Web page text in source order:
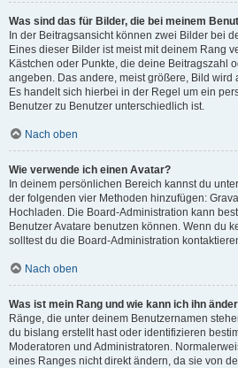
Was sind das für Bilder, die bei meinem
In der Beitragsansicht können zwei Bilder bei
Eines dieser Bilder ist meist mit deinem Rang
Kästchen oder Punkte, die deine Beitragszahl
angeben. Das andere, meist größere, Bild wird
Es handelt sich hierbei in der Regel um ein
Benutzer zu Benutzer unterschiedlich ist.
Nach oben
Wie verwende ich einen Avatar?
In deinem persönlichen Bereich kannst du
der folgenden vier Methoden hinzufügen:
Hochladen. Die Board-Administration kann
Benutzer Avatare benutzen können. Wenn du
solltest du die Board-Administration
Nach oben
Was ist mein Rang und wie kann ich ihn
Ränge, die unter deinem Benutzernamen
du bislang erstellt hast oder identifizieren
Moderatoren und Administratoren.
eines Ranges nicht direkt ändern, da sie von